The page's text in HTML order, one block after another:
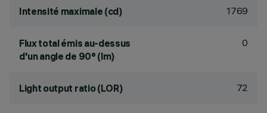
Intensité maximale (cd) 1769
Flux total émis au-dessus
d'un angle de 90° (lm)
0
Light output ratio (LOR) 72